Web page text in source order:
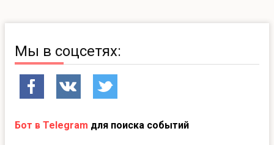
Мы в соцсетях:
Бот в Telegram для поиска событий